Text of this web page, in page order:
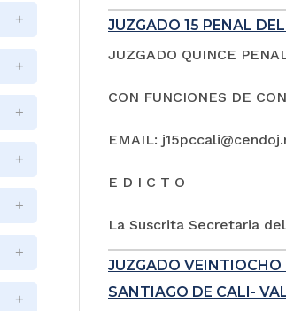
JUZGADO 15 PENAL
JUZGADO QUINCE
CON FUNCIONES DE
EMAIL:
E D I C T O
La Suscrita Secretaria
JUZGADO VEINTIOCHO
SANTIAGO DE CALI-